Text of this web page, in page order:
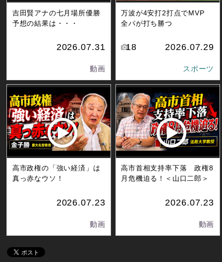
吉田賢アナの七月場所優勝
予想の結果は・・・
2026.07.31
動画
万波が4安打2打点でMVP
全パが打ち勝つ
18 2026.07.29
スポーツ
高市政権の「強い経済」は
真っ赤なウソ！
2026.07.23
動画
高市首相支持率下落 政権8
月危機迫る！＜山口二郎＞
2026.07.23
動画